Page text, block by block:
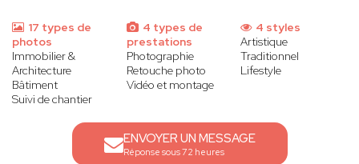
17 types de
photos
Immobilier &
Architecture
Bâtiment
Suivi de chantier
4 types de
prestations
Photographie
Retouche photo
Vidéo et montage
4 styles
Artistique
Traditionnel
Lifestyle
ENVOYER UN MESSAGE
Réponse sous 72 heures